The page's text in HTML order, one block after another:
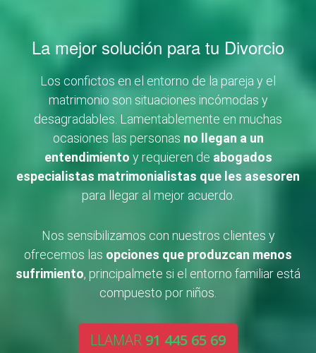
La mejor solución para tu Divorcio
Los confictos en el entorno de la pareja y el
matrimonio son situaciones incómodas y
desagradables. Lamentablemente en muchas
ocasiones las personas no llegan a un
entendimiento y requieren de abogados
especialistas matrimonialistas que les asesoren
para llegar al mejor acuerdo.
Nos sensibilizamos con nuestros clientes y
ofrecemos las opciones que produzcan menos
sufrimiento, principalmete si el entorno familiar está
compuesto por niños.
LLAMAR 91 445 65 69